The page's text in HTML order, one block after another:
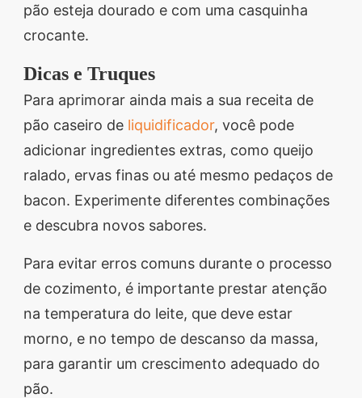
pão esteja dourado e com uma casquinha
crocante.
Dicas e Truques
Para aprimorar ainda mais a sua receita de
pão caseiro de liquidificador, você pode
adicionar ingredientes extras, como queijo
ralado, ervas finas ou até mesmo pedaços de
bacon. Experimente diferentes combinações
e descubra novos sabores.
Para evitar erros comuns durante o processo
de cozimento, é importante prestar atenção
na temperatura do leite, que deve estar
morno, e no tempo de descanso da massa,
para garantir um crescimento adequado do
pão.